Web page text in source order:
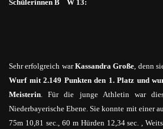
Schülerinnen B W 13:
Sehr erfolgreich war Kassandra Große, denn
Wurf mit 2.149 Punkten den 1. Platz und
Meisterin. Für die junge Athletin war
Niederbayerische Ebene. Sie konnte mit einer
75m 10,81 sec., 60 m Hürden 12,34 sec. ,